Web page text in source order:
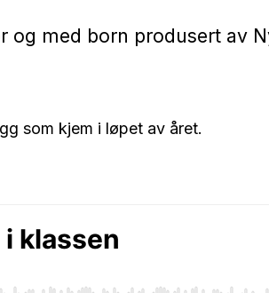
og med born produsert av
som kjem i løpet av året.